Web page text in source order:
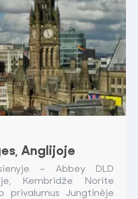
Anglijoje
– Abbey DLD
Kembridže Norite
privalumus Jungtinėje